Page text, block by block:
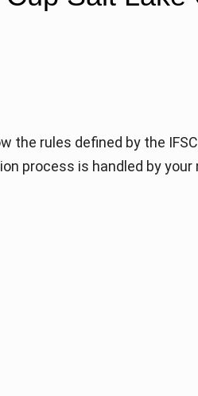
the rules defined by the
process is handled by